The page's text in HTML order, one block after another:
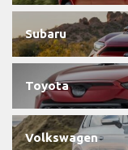
Subaru
Toyota
Volkswagen